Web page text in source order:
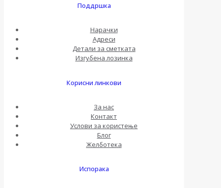
Поддршка
Нарачки
Адреси
Детали за сметката
Изгубена лозинка
Корисни линкови
За нас
Контакт
Услови за користење
Блог
Желботека
Испорака